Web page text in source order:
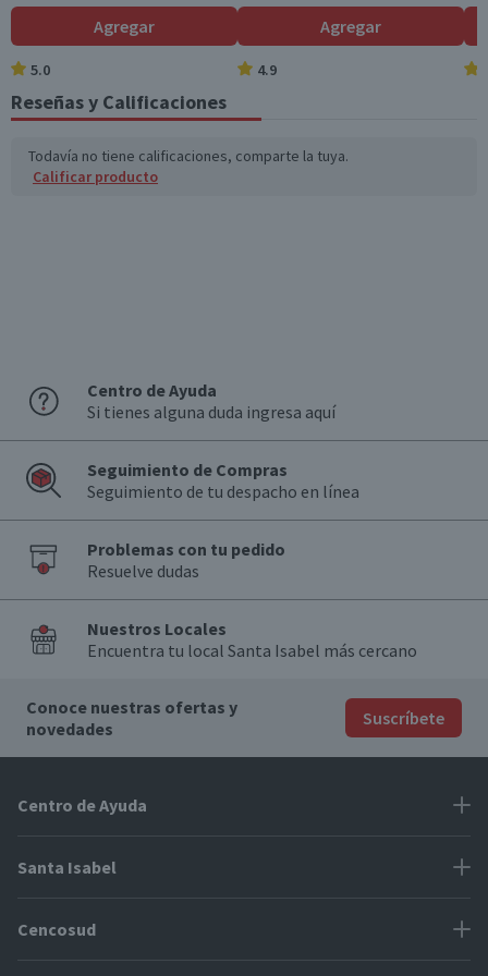
Por Ley la venta de alcohol está prohibida para menores
de 18 años.
Garantía Mínima Legal
Válida hasta su fecha de caducidad
Agregar
5.0
Agregar
4.9
Reseñas y Calificaciones
Todavía no tiene calificaciones, comparte la tuya.
Calificar producto
Centro de Ayuda
Si tienes alguna duda ingresa aquí
Seguimiento de Compras
Seguimiento de tu despacho en línea
Problemas con tu pedido
Resuelve dudas
Nuestros Locales
Encuentra tu local Santa Isabel más cercano
Conoce nuestras ofertas y
novedades
Suscríbete
Centro de Ayuda
Problemas con tu pedido
Cómo modificar mis datos
Santa Isabel
Proveedores
Cencosud